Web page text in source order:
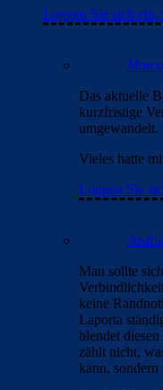
Loggen Sie sich ein,
Marco
Das aktuelle
kurzfristige
umgewandelt.
Vieles hatte
Loggen Sie
Man sollte
keine
Laporta
blendet
zählt nicht,
kann,